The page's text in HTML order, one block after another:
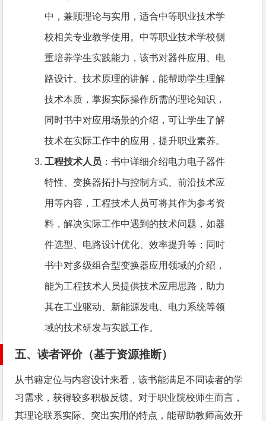
中，兼顾理论与实用，适合中等职业技术学
校相关专业教学使用。中等职业技术学校侧
重培养学生实践能力，该书对器件应用、电
路设计、技术原理的讲解，能帮助学生理解
技术本质，掌握实际操作所需的理论知识，
同时书中对应用场景的介绍，可让学生了解
技术在实际工作中的应用，提升职业素养。
工程技术人员 ：书中详细介绍电力电子器件
特性、变换器拓扑与控制方式、前沿技术应
用等内容，工程技术人员可将其作为参考资
料，解决实际工作中遇到的技术问题，如器
件选型、电路设计优化、效率提升等；同时
书中对多级组合型变换器应用领域的介绍，
能为工程技术人员提供技术应用思路，助力
其在工业驱动、新能源发电、电力系统等领
域的技术研发与实践工作。
五、读者评价（基于资源推断）
从书籍定位与内容设计来看，该书能满足不同读者的学
习需求，获得较多积极反馈。对于职业院校师生而言，
其理论联系实际、突出实用的特点，能帮助教师高效开